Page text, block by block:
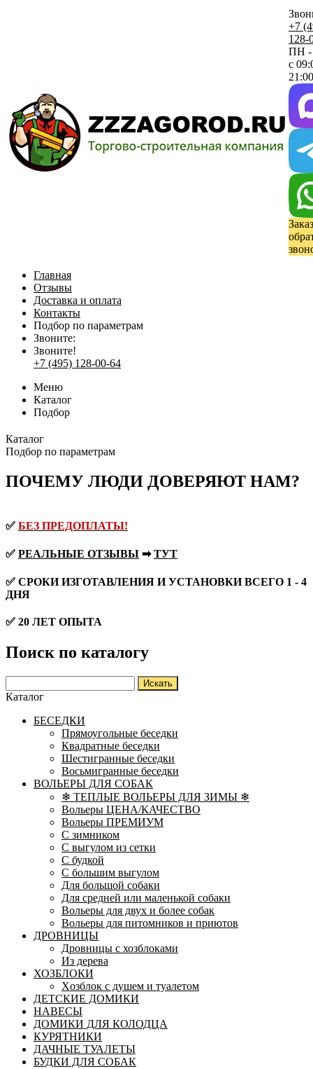
+7
128-
ПН
с
Главная
Отзывы
Доставка и оплата
Контакты
Подбор по параметрам
Звоните:
Звоните!
+7 (495) 128-00-64
Меню
Каталог
Подбор
Каталог
Подбор по параметрам
ПОЧЕМУ ЛЮДИ ДОВЕРЯЮТ НАМ?
✅ БЕЗ ПРЕДОПЛАТЫ!
✅ РЕАЛЬНЫЕ ОТЗЫВЫ ➡ТУТ
✅ СРОКИ ИЗГОТАВЛЕНИЯ И УСТАНОВКИ ВСЕГО 1 - 4
ДНЯ
✅ 20 ЛЕТ ОПЫТА
Поиск по каталогу
Каталог
БЕСЕДКИ
Прямоугольные беседки
Квадратные беседки
Шестигранные беседки
Восьмигранные беседки
ВОЛЬЕРЫ ДЛЯ СОБАК
❄ ТЕПЛЫЕ ВОЛЬЕРЫ ДЛЯ ЗИМЫ ❄
Вольеры ЦЕНА/КАЧЕСТВО
Вольеры ПРЕМИУМ
С зимником
С выгулом из сетки
С будкой
С большим выгулом
Для большой собаки
Для средней или маленькой собаки
Вольеры для двух и более собак
Вольеры для питомников и приютов
ДРОВНИЦЫ
Дровницы с хозблоками
Из дерева
ХОЗБЛОКИ
Xозблок с душем и туалетом
ДЕТСКИЕ ДОМИКИ
НАВЕСЫ
ДОМИКИ ДЛЯ КОЛОДЦА
КУРЯТНИКИ
ДАЧНЫЕ ТУАЛЕТЫ
БУДКИ ДЛЯ СОБАК